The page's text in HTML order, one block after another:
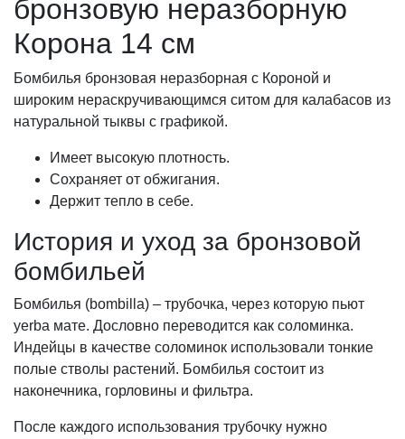
бронзовую неразборную
Корона 14 см
Бомбилья бронзовая неразборная с Короной и
широким нераскручивающимся ситом для калабасов из
натуральной тыквы с графикой.
Имеет высокую плотность.
Сохраняет от обжигания.
Держит тепло в себе.
История и уход за бронзовой
бомбильей
Бомбилья (bombilla) – трубочка, через которую пьют
yerba мате. Дословно переводится как соломинка.
Индейцы в качестве соломинок использовали тонкие
полые стволы растений. Бомбилья состоит из
наконечника, горловины и фильтра.
После каждого использования трубочку нужно